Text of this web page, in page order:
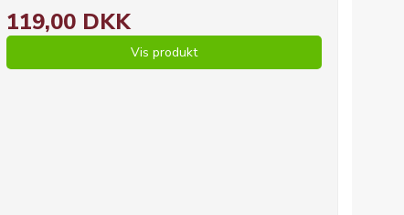
119,00 DKK
Vis produkt